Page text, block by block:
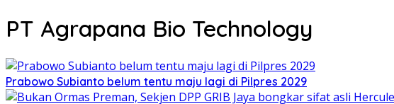
PT Agrapana Bio Technology
Prabowo Subianto belum tentu maju lagi di Pilpres 2029